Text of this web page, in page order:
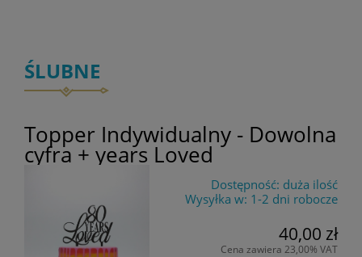
ŚLUBNE
Topper Indywidualny - Dowolna
cyfra + years Loved
Dostępność: duża ilość
Wysyłka w: 1-2 dni robocze
40,00 zł
Cena zawiera 23,00% VAT